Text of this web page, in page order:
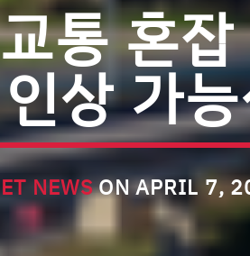
통 혼
상 가
NEWSON APRIL 7,